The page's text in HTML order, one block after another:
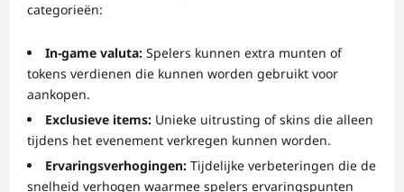
categorieën:
In-game valuta: Spelers kunnen extra munten of
tokens verdienen die kunnen worden gebruikt voor
aankopen.
Exclusieve items: Unieke uitrusting of skins die alleen
tijdens het evenement verkregen kunnen worden.
Ervaringsverhogingen: Tijdelijke verbeteringen die de
snelheid verhogen waarmee spelers ervaringspunten